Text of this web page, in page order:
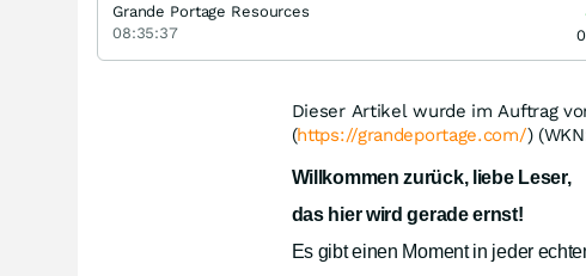
Dieser Artikel wurde im Auftrag
(https://grandeportage.com/)
Willkommen zurück, liebe Leser,
das hier wird gerade ernst!
Es gibt einen Moment in jeder
Grande Portage Resources
08:35:37